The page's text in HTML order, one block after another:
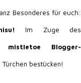
Besonderes für euch:
Im Zuge des
Blogger-
bestücken!